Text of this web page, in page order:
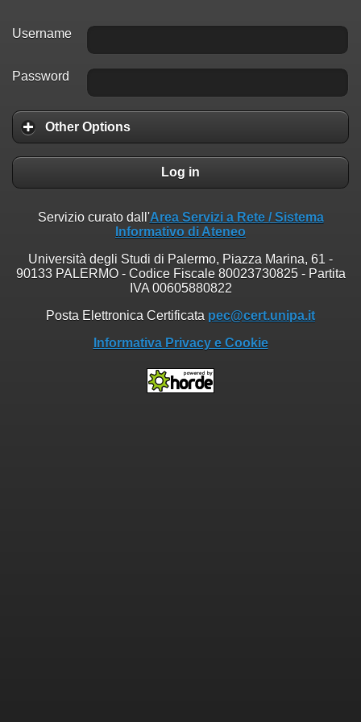
Username
Password
Other Options
Log in
Servizio curato dall'Area Servizi a Rete / Sistema
Informativo di Ateneo
Università degli Studi di Palermo, Piazza Marina, 61 -
90133 PALERMO - Codice Fiscale 80023730825 - Partita
IVA 00605880822
Posta Elettronica Certificata pec@cert.unipa.it
Informativa Privacy e Cookie